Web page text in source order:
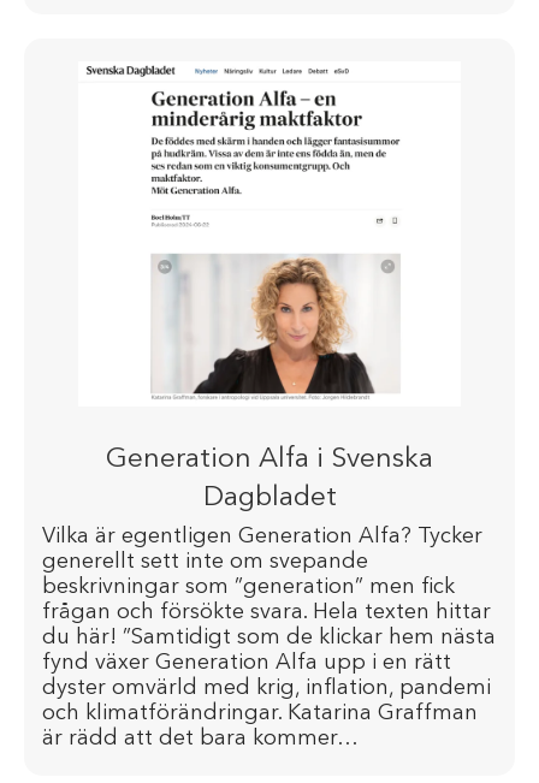
Generation Alfa i Svenska
Dagbladet
Vilka är egentligen Generation Alfa? Tycker
generellt sett inte om svepande
beskrivningar som ”generation” men fick
frågan och försökte svara. Hela texten hittar
du här! ”Samtidigt som de klickar hem nästa
fynd växer Generation Alfa upp i en rätt
dyster omvärld med krig, inflation, pandemi
och klimatförändringar. Katarina Graffman
är rädd att det bara kommer…